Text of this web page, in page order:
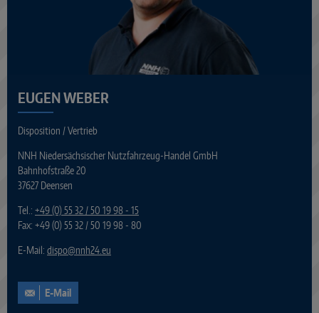
EUGEN WEBER
Disposition / Vertrieb
NNH Niedersächsischer Nutzfahrzeug-Handel GmbH
Bahnhofstraße 20
37627 Deensen
Tel.: +49 (0) 55 32 / 50 19 98 - 15
Fax: +49 (0) 55 32 / 50 19 98 - 80
E-Mail: dispo@nnh24.eu
E-Mail